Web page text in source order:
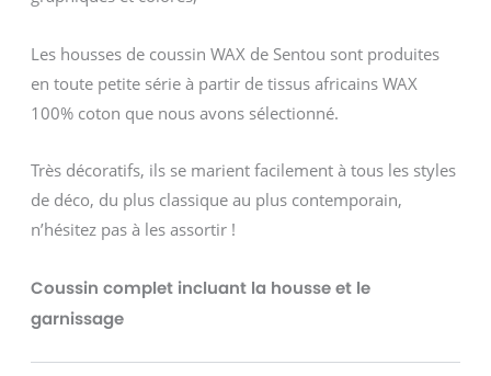
Les housses de coussin WAX de Sentou sont produites
en toute petite série à partir de tissus africains WAX
100% coton que nous avons sélectionné.
Très décoratifs, ils se marient facilement à tous les styles
de déco, du plus classique au plus contemporain,
n’hésitez pas à les assortir !
Coussin complet incluant la housse et le
garnissage